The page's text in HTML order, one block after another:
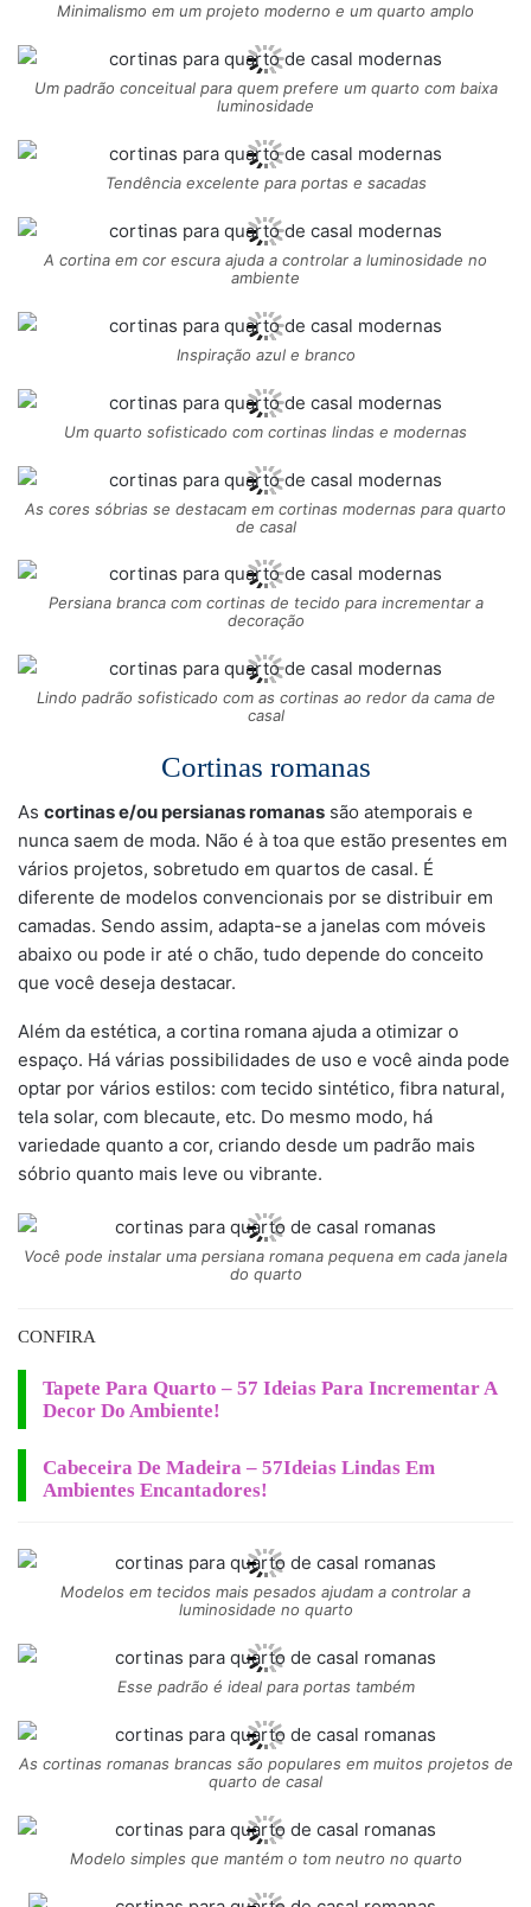
Minimalismo em um projeto moderno e um quarto amplo
Um padrão conceitual para quem prefere um quarto com baixa
luminosidade
Tendência excelente para portas e sacadas
A cortina em cor escura ajuda a controlar a luminosidade no
ambiente
Inspiração azul e branco
Um quarto sofisticado com cortinas lindas e modernas
As cores sóbrias se destacam em cortinas modernas para quarto
de casal
Persiana branca com cortinas de tecido para incrementar a
decoração
Lindo padrão sofisticado com as cortinas ao redor da cama de
casal
Cortinas romanas
As cortinas e/ou persianas romanas são atemporais e
nunca saem de moda. Não é à toa que estão presentes em
vários projetos, sobretudo em quartos de casal. É
diferente de modelos convencionais por se distribuir em
camadas. Sendo assim, adapta-se a janelas com móveis
abaixo ou pode ir até o chão, tudo depende do conceito
que você deseja destacar.
Além da estética, a cortina romana ajuda a otimizar o
espaço. Há várias possibilidades de uso e você ainda pode
optar por vários estilos: com tecido sintético, fibra natural,
tela solar, com blecaute, etc. Do mesmo modo, há
variedade quanto a cor, criando desde um padrão mais
sóbrio quanto mais leve ou vibrante.
Você pode instalar uma persiana romana pequena em cada janela
do quarto
CONFIRA
Tapete Para Quarto – 57 Ideias Para Incrementar A
Decor Do Ambiente!
Cabeceira De Madeira – 57Ideias Lindas Em
Ambientes Encantadores!
Modelos em tecidos mais pesados ajudam a controlar a
luminosidade no quarto
Esse padrão é ideal para portas também
As cortinas romanas brancas são populares em muitos projetos de
quarto de casal
Modelo simples que mantém o tom neutro no quarto